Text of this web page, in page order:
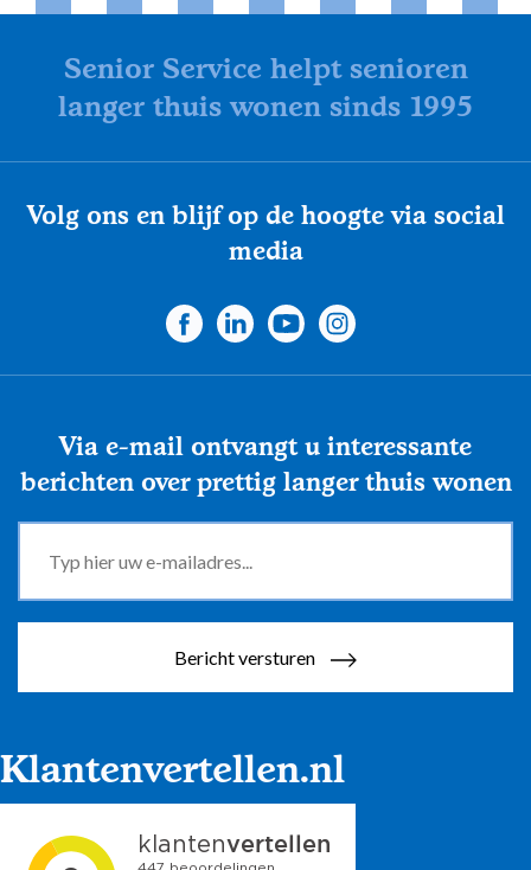
Senior Service helpt senioren
langer thuis wonen sinds 1995
Volg ons en blijf op de hoogte via social
media
Via e-mail ontvangt u interessante
berichten over prettig langer thuis wonen
Bericht versturen
Klantenvertellen.nl